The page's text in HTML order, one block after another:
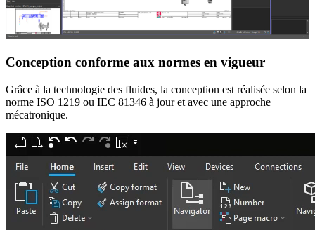
Conception conforme aux normes en vigueur
Grâce à la technologie des fluides, la conception est réalisée selon la
norme ISO 1219 ou IEC 81346 à jour et avec une approche
mécatronique.